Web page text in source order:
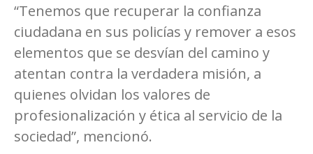
“Tenemos que recuperar la confianza
ciudadana en sus policías y remover a esos
elementos que se desvían del camino y
atentan contra la verdadera misión, a
quienes olvidan los valores de
profesionalización y ética al servicio de la
sociedad”, mencionó.